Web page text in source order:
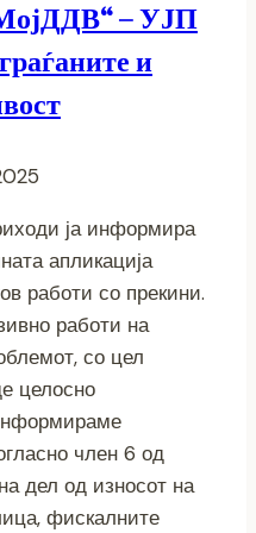
– УЈП
и
ја информира
апликација
работи со прекини.
работи на
со цел
целосно
член 6 од
дел од износот на
фискалните